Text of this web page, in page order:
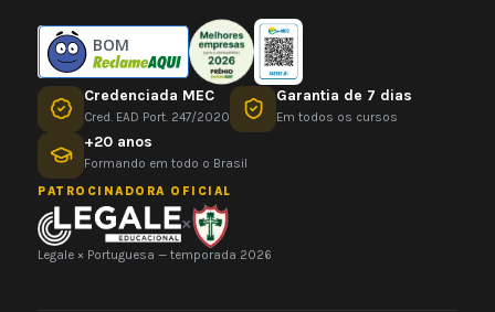
BOM
Credenciada MEC
Cred. EAD Port. 247/2020
Garantia de 7 dias
Em todos os cursos
+20 anos
Formando em todo o Brasil
PATROCINADORA OFICIAL
×
Legale × Portuguesa — temporada 2026